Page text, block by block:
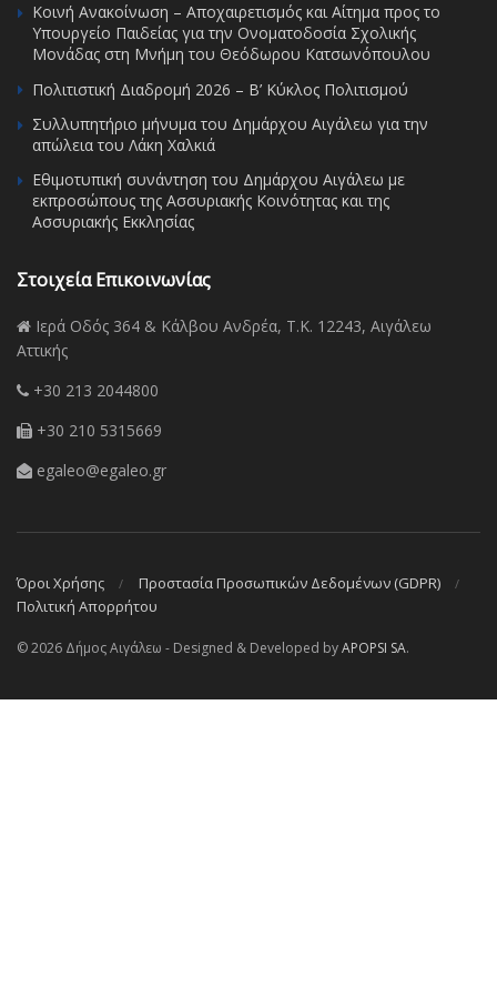
Κοινή Ανακοίνωση – Αποχαιρετισμός και Αίτημα προς το
Υπουργείο Παιδείας για την Ονοματοδοσία Σχολικής
Μονάδας στη Μνήμη του Θεόδωρου Κατσωνόπουλου
Πολιτιστική Διαδρομή 2026 – Β’ Κύκλος Πολιτισμού
Συλλυπητήριο μήνυμα του Δημάρχου Αιγάλεω για την
απώλεια του Λάκη Χαλκιά
Εθιμοτυπική συνάντηση του Δημάρχου Αιγάλεω με
εκπροσώπους της Ασσυριακής Κοινότητας και της
Ασσυριακής Εκκλησίας
Στοιχεία Επικοινωνίας
Ιερά Οδός 364 & Κάλβου Ανδρέα, Τ.Κ. 12243, Αιγάλεω
Αττικής
+30 213 2044800
+30 210 5315669
egaleo@egaleo.gr
Όροι Χρήσης
Προστασία Προσωπικών Δεδομένων (GDPR)
Πολιτική Απορρήτου
© 2026 Δήμος Αιγάλεω - Designed & Developed byAPOPSI SA.